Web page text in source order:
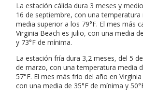
La estación cálida dura 3 meses y
16 de septiembre, con una temperatura
media superior a los 79°F. El mes más
Virginia Beach es julio, con una media
y 73°F de mínima.
La estación fría dura 3,2 meses, del 5
de marzo, con una temperatura media
57°F. El mes más frío del año en
con una media de 35°F de mínima y